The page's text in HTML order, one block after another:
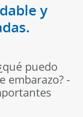
y
puedo
embarazo? -